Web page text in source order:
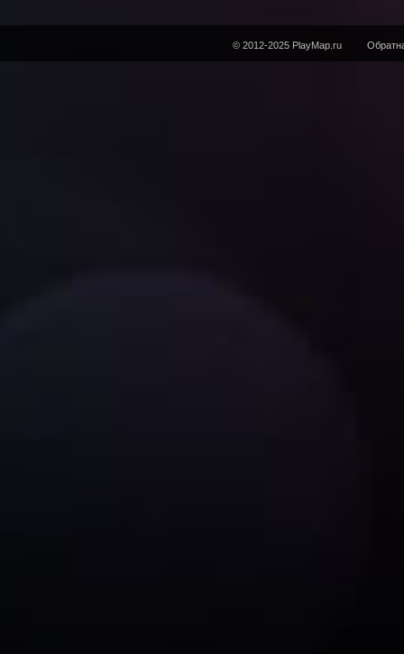
© 2012-2025 PlayMap.ru